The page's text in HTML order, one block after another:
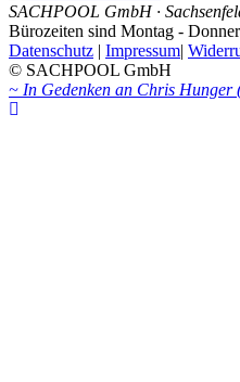
SACHPOOL GmbH ·
Bürozeiten sind Montag -
Datenschutz | Impressum|
© SACHPOOL GmbH
~ In Gedenken an Chris Hunger